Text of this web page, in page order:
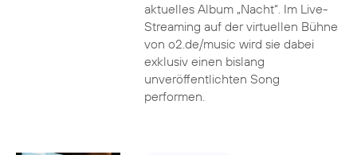
aktuelles Album „Nacht“. Im Live-
Streaming auf der virtuellen Bühne
von o2.de/music wird sie dabei
exklusiv einen bislang
unveröffentlichten Song
performen.